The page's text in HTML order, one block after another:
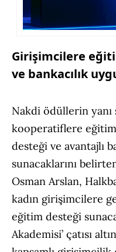
Girişimcilere
ve bankacılık
Nakdi ödüllerin yanı
kooperatiflere
desteği ve avantajlı
sunacaklarını
Osman Arslan,
kadın girişimcilere
eğitim desteği
Akademisi’ çatısı